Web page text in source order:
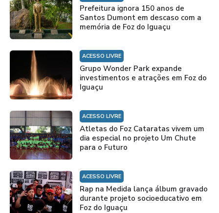
Prefeitura ignora 150 anos de
Santos Dumont em descaso com a
memória de Foz do Iguaçu
ACESSO LIVRE
Grupo Wonder Park expande
investimentos e atrações em Foz do
Iguaçu
ACESSO LIVRE
Atletas do Foz Cataratas vivem um
dia especial no projeto Um Chute
para o Futuro
ACESSO LIVRE
Rap na Medida lança álbum gravado
durante projeto socioeducativo em
Foz do Iguaçu